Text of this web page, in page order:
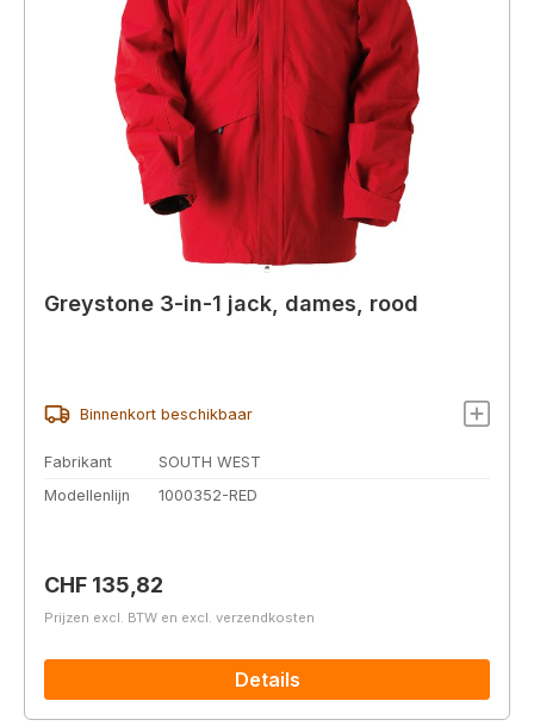
Greystone 3-in-1 jack, dames, rood
Binnenkort beschikbaar
Fabrikant
SOUTH WEST
Modellenlijn
1000352-RED
Normale prijs:
CHF 135,82
Prijzen excl. BTW en excl. verzendkosten
Details